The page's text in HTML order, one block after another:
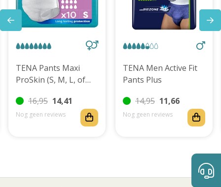
TENA Pants Maxi
ProSkin (S, M, L, of
16,95 14,41
Nog geen reviews
TENA Men Active Fit
Pants Plus
14,95 11,66
Nog geen reviews